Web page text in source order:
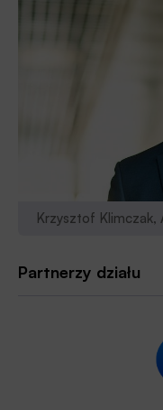
Krzysztof Klimczak,
Partnerzy działu